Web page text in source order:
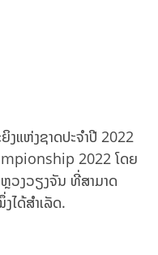
ງແຫ່ງຊາດປະຈຳປີ 2022
2022 ໂດຍ
ວງວຽງຈັນ ທີ່ສາມາດ
ໄດ້ສຳເລັດ.